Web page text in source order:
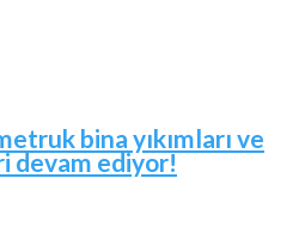
bina yıkımları ve
devam ediyor!